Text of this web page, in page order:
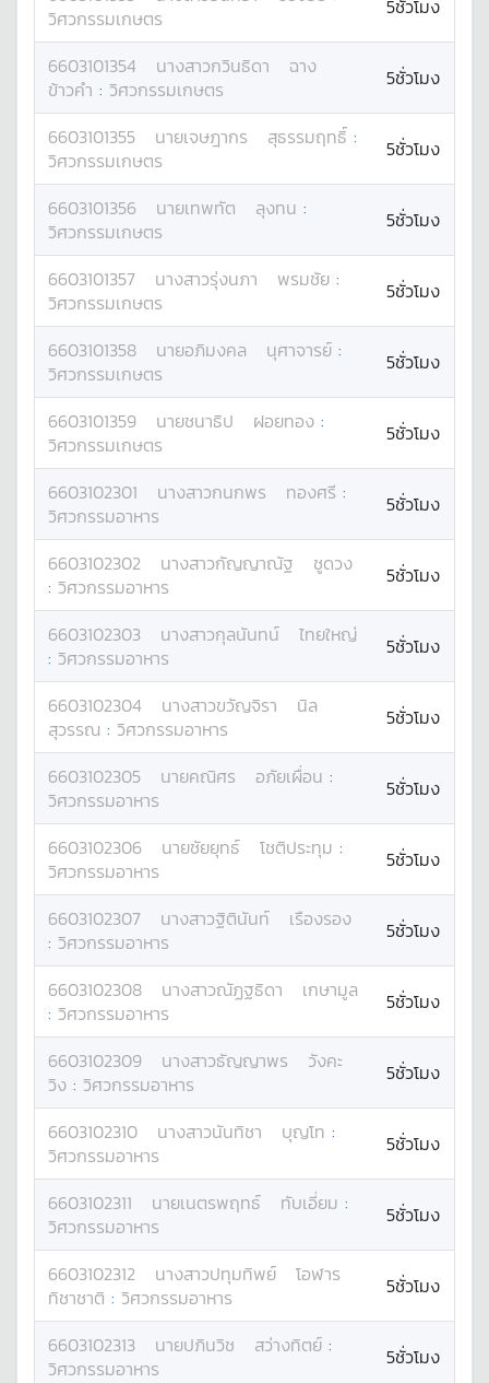
วิศวกรรมเกษตร
5ชั่วโมง
6603101354 นางสาวกวินธิดา
ฉาง
ข้าวคำ : วิศวกรรมเกษตร 5ชั่วโมง
6603101355 นายเจษฎากร สุธรรมฤทธิ์ :
วิศวกรรมเกษตร
5ชั่วโมง
6603101356 นายเทพทัต ลุงทน :
วิศวกรรมเกษตร
5ชั่วโมง
6603101357 นางสาวรุ่งนภา พรมชัย :
วิศวกรรมเกษตร
5ชั่วโมง
6603101358 นายอภิมงคล นุศาจารย์ :
วิศวกรรมเกษตร
5ชั่วโมง
6603101359 นายชนาธิป ฝอยทอง :
วิศวกรรมเกษตร
5ชั่วโมง
6603102301 นางสาวกนกพร ทองศรี :
วิศวกรรมอาหาร
5ชั่วโมง
6603102302 นางสาวกัญญาณัฐ
ชูดวง
: วิศวกรรมอาหาร 5ชั่วโมง
6603102303 นางสาวกุลนันทน์
ไทยใหญ่
: วิศวกรรมอาหาร 5ชั่วโมง
6603102304 นางสาวขวัญจิรา
นิล
สุวรรณ : วิศวกรรมอาหาร 5ชั่วโมง
6603102305 นายคณิศร อภัยเผื่อน :
วิศวกรรมอาหาร
5ชั่วโมง
6603102306 นายชัยยุทธ์ โชติประทุม :
วิศวกรรมอาหาร
5ชั่วโมง
6603102307 นางสาวฐิตินันท์
เรืองรอง
: วิศวกรรมอาหาร 5ชั่วโมง
6603102308 นางสาวณัฏฐธิดา
เกษามูล
: วิศวกรรมอาหาร 5ชั่วโมง
6603102309 นางสาวธัญญาพร
วังคะ
วิง : วิศวกรรมอาหาร 5ชั่วโมง
6603102310 นางสาวนันทิชา บุญโท :
วิศวกรรมอาหาร
5ชั่วโมง
6603102311 นายเนตรพฤทธ์ ทับเอี่ยม :
วิศวกรรมอาหาร
5ชั่วโมง
6603102312 นางสาวปทุมทิพย์
โอฬาร
ทิชาชาติ : วิศวกรรมอาหาร 5ชั่วโมง
6603102313 นายปภินวิช สว่างทิตย์ :
วิศวกรรมอาหาร
5ชั่วโมง